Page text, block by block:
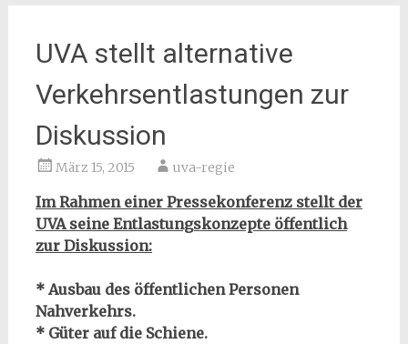
UVA stellt alternative
Verkehrsentlastungen zur
Diskussion
März 15, 2015 uva-regie
Im Rahmen einer Pressekonferenz stellt der
UVA seine Entlastungskonzepte öffentlich
zur Diskussion:
* Ausbau des öffentlichen Personen
Nahverkehrs.
* Güter auf die Schiene.